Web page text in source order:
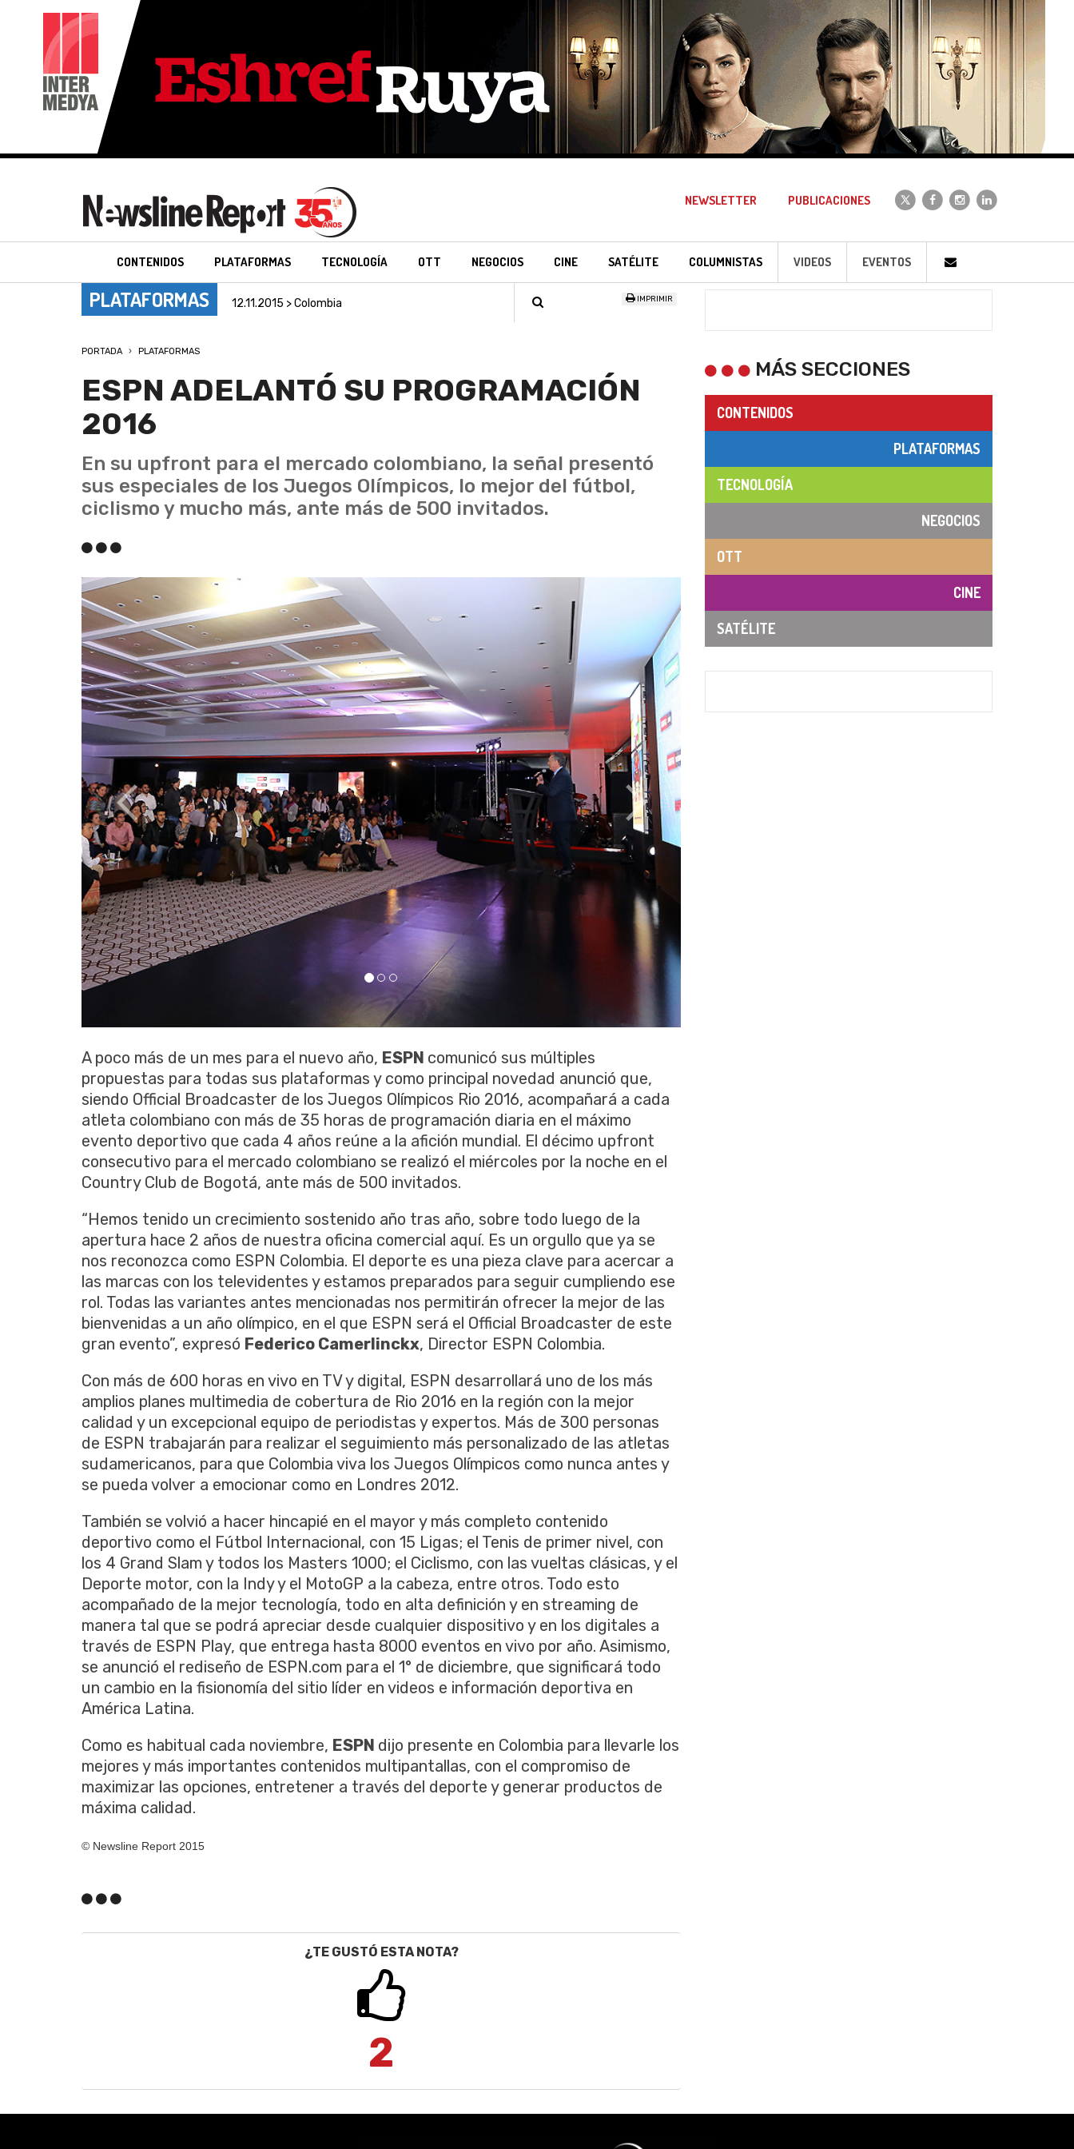
NEWSLETTER PUBLICACIONES
CONTENIDOS PLATAFORMAS TECNOLOGÍA OTT NEGOCIOS CINE SATÉLITE COLUMNISTAS VIDEOS EVENTOS
PLATAFORMAS 12.11.2015 > Colombia IMPRIMIR
PORTADA PLATAFORMAS
ESPN ADELANTÓ SU PROGRAMACIÓN
2016
En su upfront para el mercado colombiano, la señal presentó
sus especiales de los Juegos Olímpicos, lo mejor del fútbol,
ciclismo y mucho más, ante más de 500 invitados.
A poco más de un mes para el nuevo año, ESPN comunicó sus múltiples
propuestas para todas sus plataformas y como principal novedad anunció que,
siendo Official Broadcaster de los Juegos Olímpicos Rio 2016, acompañará a cada
atleta colombiano con más de 35 horas de programación diaria en el máximo
evento deportivo que cada 4 años reúne a la afición mundial. El décimo upfront
consecutivo para el mercado colombiano se realizó el miércoles por la noche en el
Country Club de Bogotá, ante más de 500 invitados.
“Hemos tenido un crecimiento sostenido año tras año, sobre todo luego de la
apertura hace 2 años de nuestra oficina comercial aquí. Es un orgullo que ya se
nos reconozca como ESPN Colombia. El deporte es una pieza clave para acercar a
las marcas con los televidentes y estamos preparados para seguir cumpliendo ese
rol. Todas las variantes antes mencionadas nos permitirán ofrecer la mejor de las
bienvenidas a un año olímpico, en el que ESPN será el Official Broadcaster de este
gran evento”, expresó Federico Camerlinckx, Director ESPN Colombia.
Con más de 600 horas en vivo en TV y digital, ESPN desarrollará uno de los más
amplios planes multimedia de cobertura de Rio 2016 en la región con la mejor
calidad y un excepcional equipo de periodistas y expertos. Más de 300 personas
de ESPN trabajarán para realizar el seguimiento más personalizado de las atletas
sudamericanos, para que Colombia viva los Juegos Olímpicos como nunca antes y
se pueda volver a emocionar como en Londres 2012.
También se volvió a hacer hincapié en el mayor y más completo contenido
deportivo como el Fútbol Internacional, con 15 Ligas; el Tenis de primer nivel, con
los 4 Grand Slam y todos los Masters 1000; el Ciclismo, con las vueltas clásicas, y el
Deporte motor, con la Indy y el MotoGP a la cabeza, entre otros. Todo esto
acompañado de la mejor tecnología, todo en alta definición y en streaming de
manera tal que se podrá apreciar desde cualquier dispositivo y en los digitales a
través de ESPN Play, que entrega hasta 8000 eventos en vivo por año. Asimismo,
se anunció el rediseño de ESPN.com para el 1° de diciembre, que significará todo
un cambio en la fisionomía del sitio líder en videos e información deportiva en
América Latina.
Como es habitual cada noviembre, ESPN dijo presente en Colombia para llevarle los
mejores y más importantes contenidos multipantallas, con el compromiso de
maximizar las opciones, entretener a través del deporte y generar productos de
máxima calidad.
© Newsline Report 2015
¿TE GUSTÓ ESTA NOTA?
2
MÁS SECCIONES
CONTENIDOS
PLATAFORMAS
TECNOLOGÍA
NEGOCIOS
OTT
CINE
SATÉLITE